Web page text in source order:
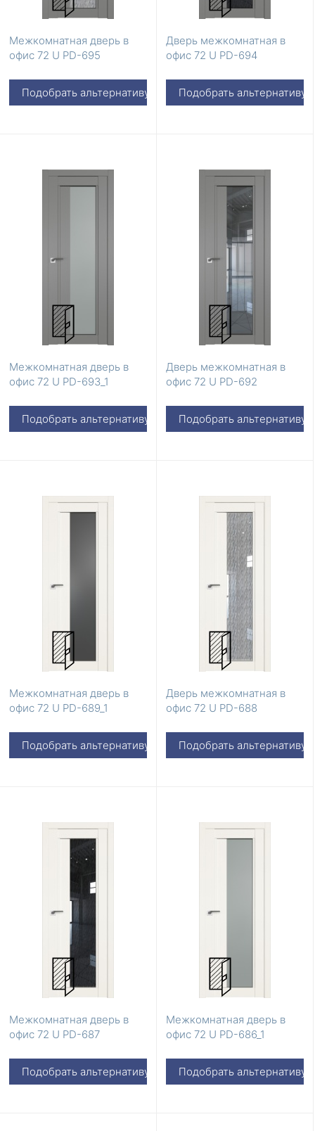
Межкомнатная дверь в
офис 72 U PD-695
Подобрать альтернативу
Дверь межкомнатная в
офис 72 U PD-694
Подобрать альтернативу
Межкомнатная дверь в
офис 72 U PD-693_1
Подобрать альтернативу
Дверь межкомнатная в
офис 72 U PD-692
Подобрать альтернативу
Межкомнатная дверь в
офис 72 U PD-689_1
Подобрать альтернативу
Дверь межкомнатная в
офис 72 U PD-688
Подобрать альтернативу
Межкомнатная дверь в
офис 72 U PD-687
Подобрать альтернативу
Межкомнатная дверь в
офис 72 U PD-686_1
Подобрать альтернативу